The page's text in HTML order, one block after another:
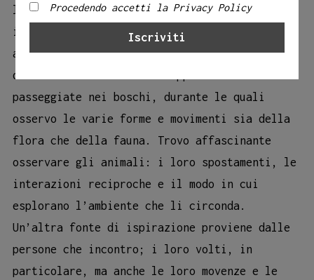
la natura, gioca un ruolo essenziale. Vivendo
in un bosco, sono costantemente immersa tra
alberi e prati, e circondata da animali, sia
domestici che selvatici. Apprezzo le
passeggiate nei boschi, durante le quali
osservo le varie forme e movimenti sia della
flora che della fauna. Trovo affascinante
osservare gli animali: i loro spostamenti, le
interazioni reciproche e il modo in cui
esplorano l’ambiente che li circonda.
Un’altra fonte di ispirazione proviene dalle
persone che incontro; i loro volti, in
particolare, ma anche le loro movenze e le
Procedendo accetti la Privacy Policy